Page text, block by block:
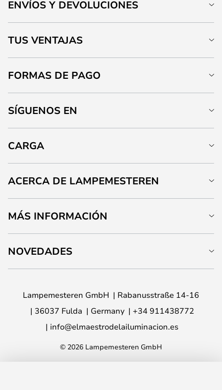
ENVÍOS Y DEVOLUCIONES
TUS VENTAJAS
FORMAS DE PAGO
SÍGUENOS EN
CARGA
ACERCA DE LAMPEMESTEREN
MÁS INFORMACIÓN
NOVEDADES
Lampemesteren GmbH
Rabanusstraße 14-16
36037 Fulda
Germany
+34 911438772
info@elmaestrodelailuminacion.es
© 2026 Lampemesteren GmbH